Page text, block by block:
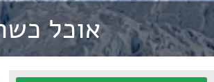
אוכל